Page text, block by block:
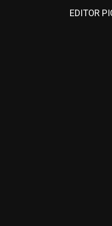
EDITOR